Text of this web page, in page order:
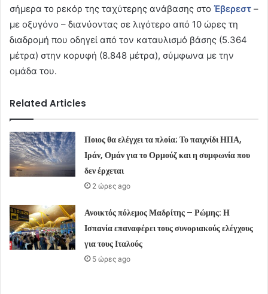
σήμερα το ρεκόρ της ταχύτερης ανάβασης στο Έβερεστ –
με οξυγόνο – διανύοντας σε λιγότερο από 10 ώρες τη
διαδρομή που οδηγεί από τον καταυλισμό βάσης (5.364
μέτρα) στην κορυφή (8.848 μέτρα), σύμφωνα με την
ομάδα του.
Related Articles
Ποιος θα ελέγχει τα πλοία; Το παιχνίδι ΗΠΑ,
Ιράν, Ομάν για το Ορμούζ και η συμφωνία που
δεν έρχεται
2 ώρες ago
Ανοικτός πόλεμος Μαδρίτης – Ρώμης: Η
Ισπανία επαναφέρει τους συνοριακούς ελέγχους
για τους Ιταλούς
5 ώρες ago